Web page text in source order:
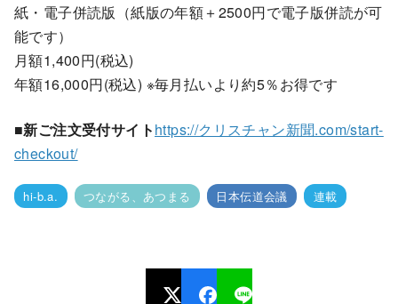
紙・電子併読版（紙版の年額＋2500円で電子版併読が可
能です）
月額1,400円(税込)
年額16,000円(税込) ※毎月払いより約5％お得です
■新ご注文受付サイトhttps://クリスチャン新聞.com/start-
checkout/
hi-b.a. つながる、あつまる 日本伝道会議 連載